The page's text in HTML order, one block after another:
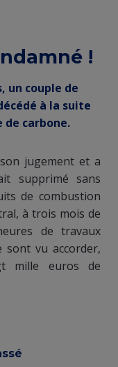
!
un couple de
à la suite
de carbone.
jugement et a
supprimé sans
de combustion
à trois mois de
de travaux
sont vu accorder,
mille euros de